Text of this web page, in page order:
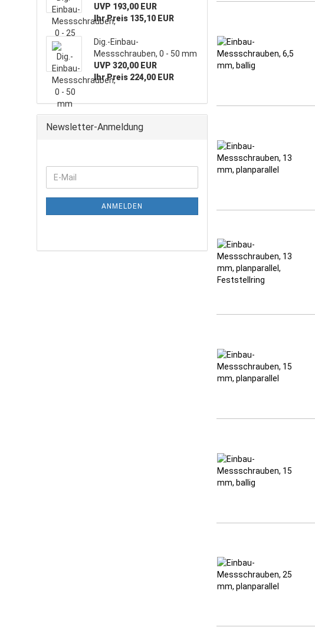
UVP 193,00 EUR
Ihr Preis 135,10 EUR
Dig.-Einbau-
Messschrauben, 0 - 50 mm
UVP 320,00 EUR
Ihr Preis 224,00 EUR
Newsletter-Anmeldung
ANMELDEN